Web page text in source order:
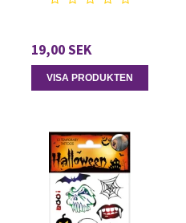
19,00 SEK
VISA PRODUKTEN